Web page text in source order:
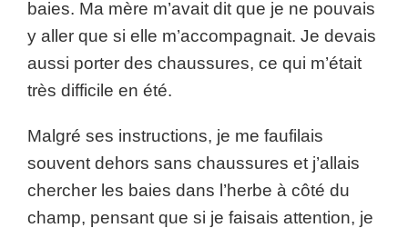
baies. Ma mère m’avait dit que je ne pouvais
y aller que si elle m’accompagnait. Je devais
aussi porter des chaussures, ce qui m’était
très difficile en été.
Malgré ses instructions, je me faufilais
souvent dehors sans chaussures et j’allais
chercher les baies dans l’herbe à côté du
champ, pensant que si je faisais attention, je